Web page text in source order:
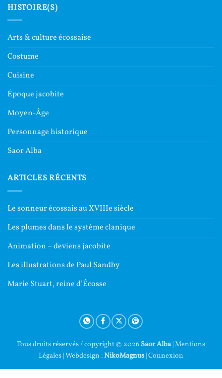
HISTOIRE(S)
Arts & culture écossaise
Costume
Cuisine
Époque jacobite
Moyen-Âge
Personnage historique
Saor Alba
ARTICLES RÉCENTS
Le sonneur écossais au XVIIIe siècle
Les plumes dans le système clanique
Animation – deviens jacobite
Les illustrations de Paul Sandby
Marie Stuart, reine d’Écosse
Tous droits réservés / copyright © 2026 Saor Alba|Mentions
Légales| Webdesign :NikoMagnus|Connexion